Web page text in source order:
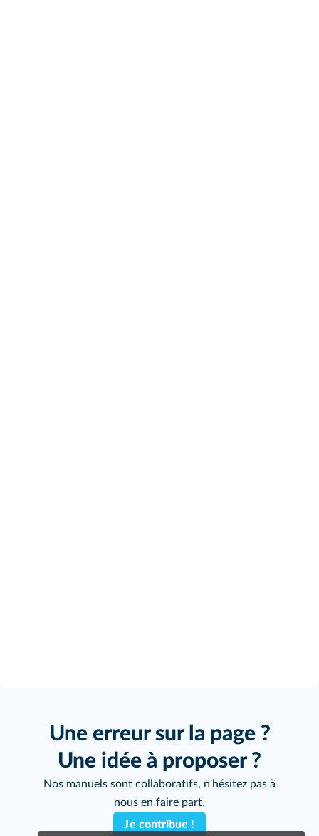
Une erreur sur la page ?
Une idée à proposer ?
Nos manuels sont collaboratifs, n'hésitez pas à
nous en faire part.
Je contribue !